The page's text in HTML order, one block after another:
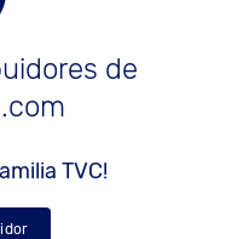
de
TVC!